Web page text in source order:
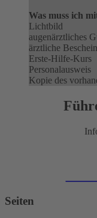
Was muss ich
Lichtbild
augenärztliches
ärztliche
Erste-Hilfe-Kurs
Personalausweis
Kopie des
Seiten